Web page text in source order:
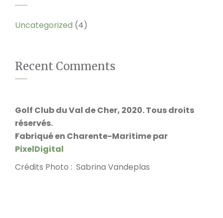
Uncategorized (4)
Recent Comments
Golf Club du Val de Cher, 2020. Tous droits
réservés.
Fabriqué en Charente-Maritime par
PixelDigital
Crédits Photo : Sabrina Vandeplas